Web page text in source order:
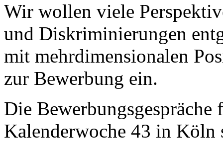
Wir wollen viele
und Diskriminierungen
mit mehrdimensionalen
zur Bewerbung ein.
Die
Kalenderwoche 43 in Köln